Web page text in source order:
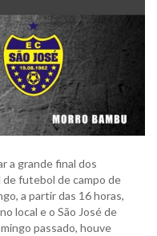
a grande final dos
futebol de campo de
a partir das 16 horas,
local e o São José de
passado, houve